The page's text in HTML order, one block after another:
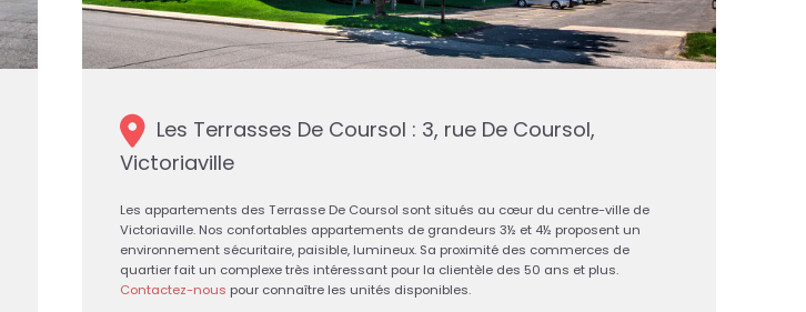
Les Terrasses De Coursol : 3, rue De Coursol,
Victoriaville
Les appartements des Terrasse De Coursol sont situés au cœur du centre-ville de
Victoriaville. Nos confortables appartements de grandeurs 3½ et 4½ proposent un
environnement sécuritaire, paisible, lumineux. Sa proximité des commerces de
quartier fait un complexe très intéressant pour la clientèle des 50 ans et plus.
Contactez-nous pour connaître les unités disponibles.